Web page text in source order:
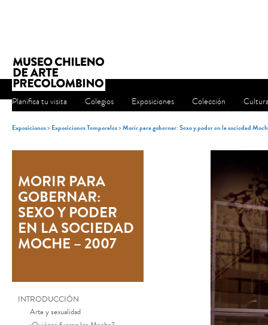
Planifica tu visita Colegios Exposiciones Colección
Exposiciones>Exposiciones Temporales>Morir para gobernar: Sexo y poder en la sociedad
MORIR PARA
GOBERNAR:
SEXO Y PODER
EN LA SOCIEDAD
MOCHE – 2007
INTRODUCCIÓN
Arte y sexualidad